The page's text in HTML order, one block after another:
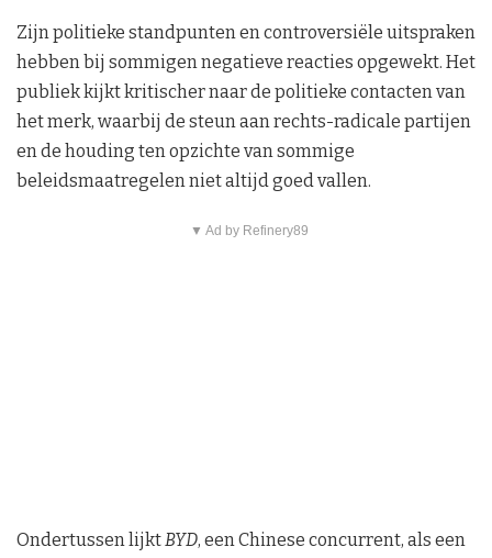
Zijn politieke standpunten en controversiële uitspraken
hebben bij sommigen negatieve reacties opgewekt. Het
publiek kijkt kritischer naar de politieke contacten van
het merk, waarbij de steun aan rechts-radicale partijen
en de houding ten opzichte van sommige
beleidsmaatregelen niet altijd goed vallen.
▼ Ad by Refinery89
Ondertussen lijktBYD, een Chinese concurrent, als een